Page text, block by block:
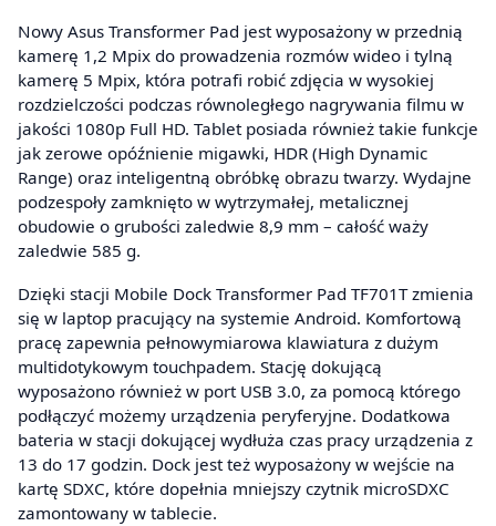
Nowy Asus Transformer Pad jest wyposażony w przednią
kamerę 1,2 Mpix do prowadzenia rozmów wideo i tylną
kamerę 5 Mpix, która potrafi robić zdjęcia w wysokiej
rozdzielczości podczas równoległego nagrywania filmu w
jakości 1080p Full HD. Tablet posiada również takie funkcje
jak zerowe opóźnienie migawki, HDR (High Dynamic
Range) oraz inteligentną obróbkę obrazu twarzy. Wydajne
podzespoły zamknięto w wytrzymałej, metalicznej
obudowie o grubości zaledwie 8,9 mm – całość waży
zaledwie 585 g.
Dzięki stacji Mobile Dock Transformer Pad TF701T zmienia
się w laptop pracujący na systemie Android. Komfortową
pracę zapewnia pełnowymiarowa klawiatura z dużym
multidotykowym touchpadem. Stację dokującą
wyposażono również w port USB 3.0, za pomocą którego
podłączyć możemy urządzenia peryferyjne. Dodatkowa
bateria w stacji dokującej wydłuża czas pracy urządzenia z
13 do 17 godzin. Dock jest też wyposażony w wejście na
kartę SDXC, które dopełnia mniejszy czytnik microSDXC
zamontowany w tablecie.